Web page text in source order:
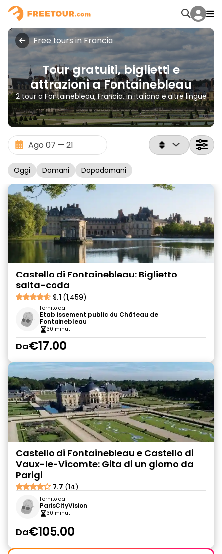
Free tours in Francia
Tour gratuiti, biglietti e
attrazioni a Fontainebleau
2 tour a Fontainebleau, Francia, in italiano e altre lingue
Oggi Domani Dopodomani
Castello di Fontainebleau: Biglietto
salta-coda
9.1 (1,459)
Fornito da
Etablissement public du Château de
Fontainebleau
30 minuti
Da€17.00
Castello di Fontainebleau e Castello di
Vaux-le-Vicomte: Gita di un giorno da
Parigi
7.7 (14)
Fornito da
ParisCityVision
30 minuti
Da€105.00